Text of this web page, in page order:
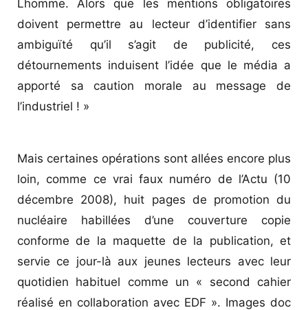
Lhomme. Alors que les mentions obligatoires
doivent permettre au lecteur d’identifier sans
ambiguïté qu’il s’agit de publicité, ces
détournements induisent l’idée que le média a
apporté sa caution morale au message de
l’industriel ! »
Mais certaines opérations sont allées encore plus
loin, comme ce vrai faux numéro de l’Actu (10
décembre 2008), huit pages de promotion du
nucléaire habillées d’une couverture copie
conforme de la maquette de la publication, et
servie ce jour-là aux jeunes lecteurs avec leur
quotidien habituel comme un « second cahier
réalisé en collaboration avec EDF ». Images doc